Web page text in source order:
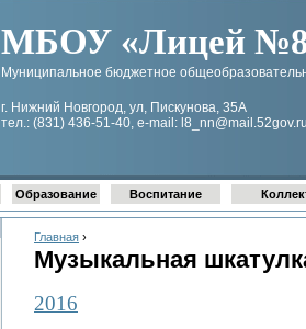
МБОУ «Лицей №8
Муниципальное бюджетное
г. Нижний Новгород, ул, Пискунова, 35А
тел.: (831) 436-51-40, e-mail:
Главная ›
Музыкальная
2016
Образование Воспитание